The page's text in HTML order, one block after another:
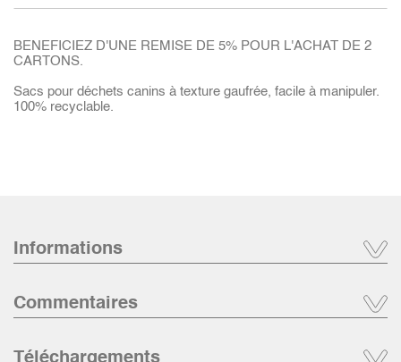
BENEFICIEZ D'UNE REMISE DE 5% POUR L'ACHAT DE 2
CARTONS.
Sacs pour déchets canins à texture gaufrée, facile à manipuler.
100% recyclable.
Informations
Commentaires